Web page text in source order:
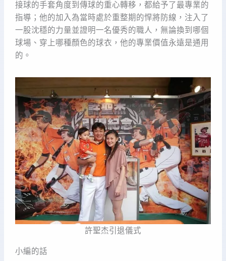
接球的手套角度到傳球的重心轉移，都給予了最專業的
指導；他的加入為當時處於重整期的悍將防線，注入了
一股沈穩的力量並證明一名優秀的職人，無論換到哪個
球場、穿上哪種顏色的球衣，他的專業價值永遠是通用
的。
許聖杰引退儀式
小編的話